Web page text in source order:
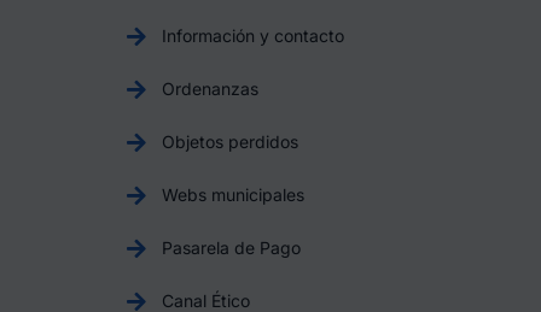
Información y contacto
Ordenanzas
Objetos perdidos
Webs municipales
Pasarela de Pago
Canal Ético